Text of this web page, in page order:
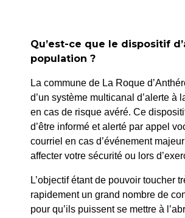
113/2024 : SPGS – Commune –
Hydrocurage, ITV et Test Fumigation
115/2024 : ENSIO – Rue
Qu’est-ce que le dispositif
population ?
La commune de La Roque
d’un système multicanal d’alerte à
en cas de risque avéré. Ce
d’être informé et alerté par appel
courriel en cas d’événement
affecter votre sécurité ou lors
L’objectif étant de pouvoir toucher
rapidement un grand nombre de
pour qu’ils puissent se mettre à